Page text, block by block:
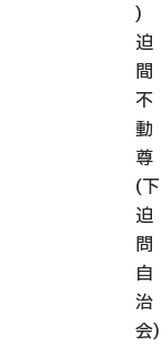
)
迫
間
不
動
尊
(下
迫
問
自
治
会)